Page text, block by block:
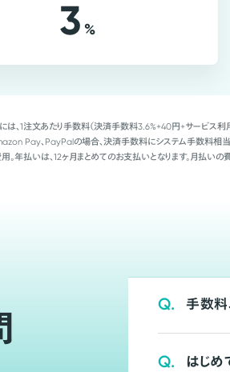
3 %
は、1注文あたり手数料（決済手数料3.6%+40円+サービス利
Pay、PayPalの場合、決済手数料にシステム手数料相当
。年払いは、12ヶ月まとめてのお支払いとなります。月払いの
Q. 手数料
Q. はじめ